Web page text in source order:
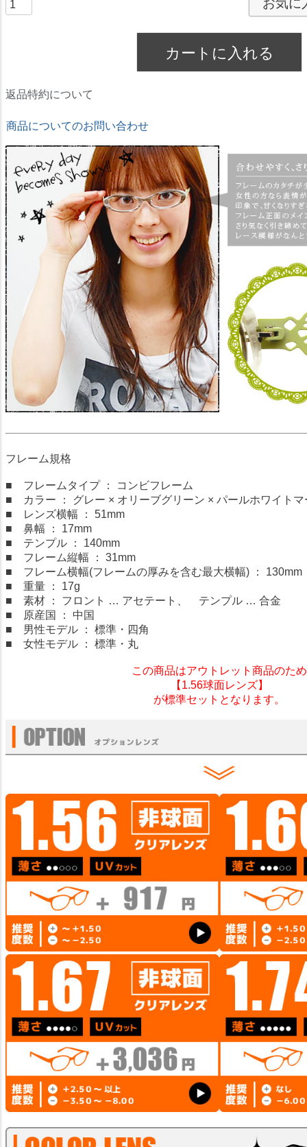
お気に
カートに入れる
返品特約について
商品についてのお問い合わせ
フレーム規格
■ フレームタイプ ： コンビフレーム
■ カラー ： グレー × オリーブグリーン × パールホワイトマ
■ レンズ横幅 ： 51mm
■ 鼻幅 ： 17mm
■ テンプル ： 140mm
■ フレーム縦幅 ： 31mm
■ フレーム横幅(フレームの厚みを含む最大横幅) ： 130mm
■ 重量 ： 17g
■ 素材 ： フロント … アセテート、 テンプル … 合金
■ 原産国 ： 中国
■ 男性モデル ： 標準・四角
■ 女性モデル ： 標準・丸
この商品はアウトレット商品のため
【1.56球面レンズ】
が標準セットとなります。